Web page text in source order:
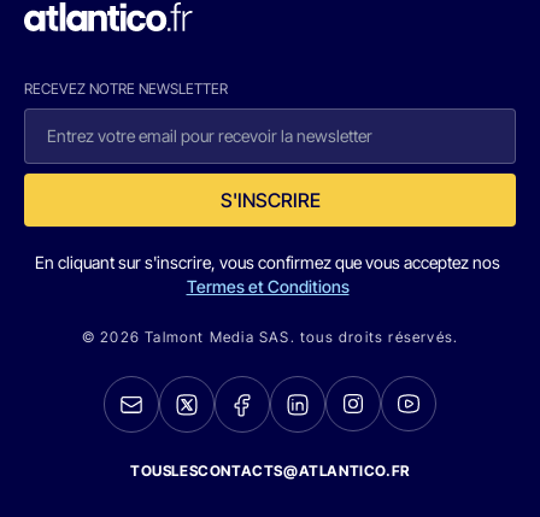
RECEVEZ NOTRE NEWSLETTER
S'INSCRIRE
En cliquant sur s'inscrire, vous confirmez que vous acceptez nos
Termes et Conditions
© 2026 Talmont Media SAS. tous droits réservés.
TOUSLESCONTACTS@ATLANTICO.FR